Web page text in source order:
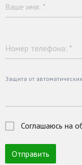
Ваше имя: *
Номер телефона: *
Защита от
Соглашаюсь на